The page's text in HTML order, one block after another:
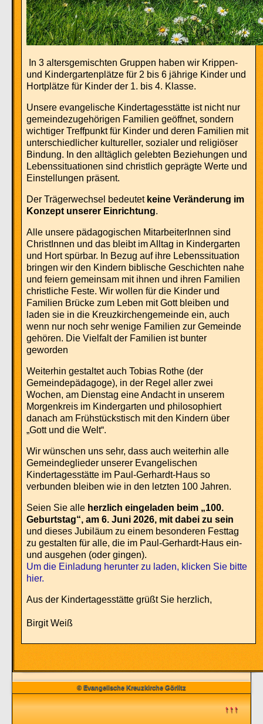
© Evangelische Kreuzkirche Görlitz
↑↑↑
n 3 altersgemischten Gruppen haben wir Krippen-
und Kindergartenplätze für 2 bis 6 jährige Kinder und
Hortplätze für Kinder der 1. bis 4. Klasse.
Unsere evangelische Kindertagesstätte ist nicht nur
gemeindezugehörigen Familien geöffnet, sondern
wichtiger Treffpunkt für Kinder und deren Familien mit
unterschiedlicher kultureller, sozialer und religiöser
Bindung. In den alltäglich gelebten Beziehungen und
Lebenssituationen sind christlich geprägte Werte und
Einstellungen präsent.
Der Trägerwechsel bedeutet keine Veränderung im
Konzept unserer Einrichtung.
Alle unsere pädagogischen MitarbeiterInnen sind
ChristInnen und das bleibt im Alltag in Kindergarten
und Hort spürbar. In Bezug auf ihre Lebenssituation
bringen wir den Kindern biblische Geschichten nahe
und feiern gemeinsam mit ihnen und ihren Familien
christliche Feste. Wir wollen für die Kinder und
Familien Brücke zum Leben mit Gott bleiben und
laden sie in die Kreuzkirchengemeinde ein, auch
wenn nur noch sehr wenige Familien zur Gemeinde
gehören. Die Vielfalt der Familien ist bunter
geworden
Weiterhin gestaltet auch Tobias Rothe (der
Gemeindepädagoge), in der Regel aller zwei
Wochen, am Dienstag eine Andacht in unserem
Morgenkreis im Kindergarten und philosophiert
danach am Frühstückstisch mit den Kindern über
„Gott und die Welt“.
Wir wünschen uns sehr, dass auch weiterhin alle
Gemeindeglieder unserer Evangelischen
Kindertagesstätte im Paul-Gerhardt-Haus so
verbunden bleiben wie in den letzten 100 Jahren.
Seien Sie alle herzlich eingeladen beim „100.
Geburtstag“, am 6. Juni 2026, mit dabei zu sein
und dieses Jubiläum zu einem besonderen Festtag
zu gestalten für alle, die im Paul-Gerhardt-Haus ein-
und ausgehen (oder gingen).
Um die Einladung herunter zu laden, klicken Sie bitte
hier.
Aus der Kindertagesstätte grüßt Sie herzlich,
Birgit Weiß